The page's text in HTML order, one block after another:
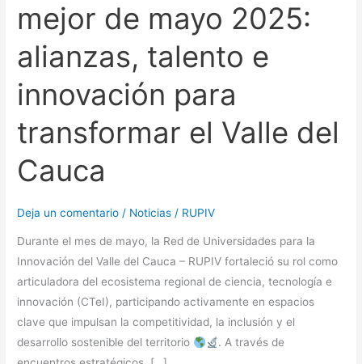
mejor de mayo 2025:
alianzas, talento e
innovación para
transformar el Valle del
Cauca
Deja un comentario / Noticias / RUPIV
Durante el mes de mayo, la Red de Universidades para la
Innovación del Valle del Cauca – RUPIV fortaleció su rol como
articuladora del ecosistema regional de ciencia, tecnología e
innovación (CTeI), participando activamente en espacios
clave que impulsan la competitividad, la inclusión y el
desarrollo sostenible del territorio
. A través de
Lo
mejor
de
mayo
2025:
talento
innovación
transformar
el
Valle
Cauca